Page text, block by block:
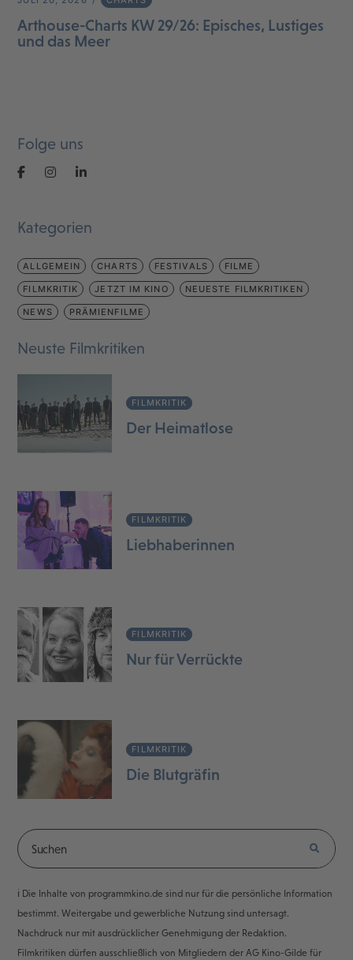
Arthouse-Charts KW 29/26: Episches, Lustiges
und das Meer
Folge uns
Kategorien
ALLGEMEIN CHARTS FESTIVALS FILME
FILMKRITIK JETZT IM KINO NEUESTE FILMKRITIKEN
NEWS PRÄMIENFILME
Neuste Filmkritiken
FILMKRITIK
Der Heimatlose
FILMKRITIK
Liebhaberinnen
FILMKRITIK
Nur für Verrückte
FILMKRITIK
Die Blutgräfin
ℹ️ Die Inhalte von programmkino.de sind nur für die persönliche Information
bestimmt. Weitergabe und gewerbliche Nutzung sind untersagt.
Nachdruck nur mit ausdrücklicher Genehmigung der Redaktion.
Filmkritiken dürfen ausschließlich von Mitgliedern der AG Kino-Gilde für